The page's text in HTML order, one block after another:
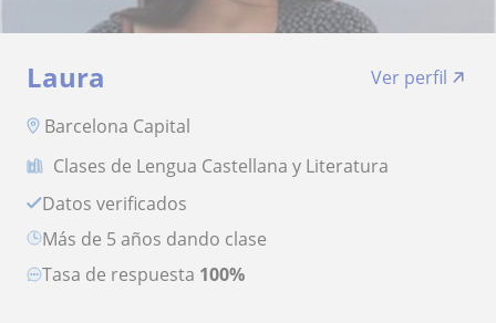
Laura
Ver perfil
Barcelona Capital
Clases de Lengua Castellana y Literatura
Datos verificados
más de 5 años dando clase
Tasa de respuesta 100%